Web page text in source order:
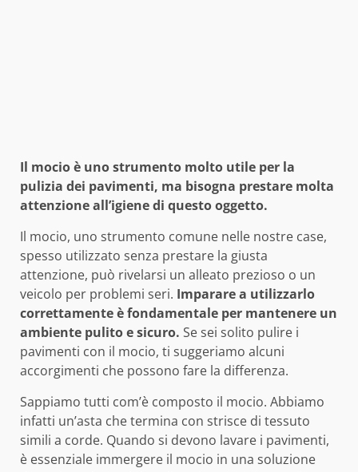
Il mocio è uno strumento molto utile per la
pulizia dei pavimenti, ma bisogna prestare molta
attenzione all’igiene di questo oggetto.
Il mocio, uno strumento comune nelle nostre case,
spesso utilizzato senza prestare la giusta
attenzione, può rivelarsi un alleato prezioso o un
veicolo per problemi seri. Imparare a utilizzarlo
correttamente è fondamentale per mantenere un
ambiente pulito e sicuro. Se sei solito pulire i
pavimenti con il mocio, ti suggeriamo alcuni
accorgimenti che possono fare la differenza.
Sappiamo tutti com’è composto il mocio. Abbiamo
infatti un’asta che termina con strisce di tessuto
simili a corde. Quando si devono lavare i pavimenti,
è essenziale immergere il mocio in una soluzione